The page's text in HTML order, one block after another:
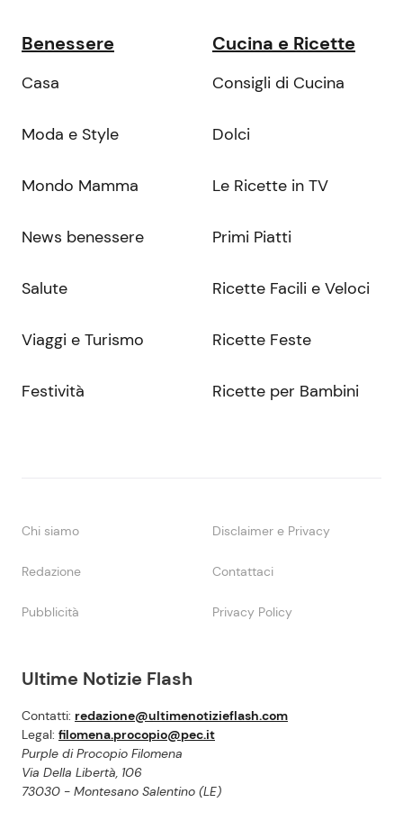
Ultime Notizie Flash
Contatti: redazione@ultimenotizieflash.com
Legal: filomena.procopio@pec.it
Purple di Procopio Filomena
Via Della Libertà, 106
73030 - Montesano Salentino (LE)
Benessere
Casa
Moda e Style
Mondo Mamma
News benessere
Salute
Viaggi e Turismo
Festività
Cucina e Ricette
Consigli di Cucina
Dolci
Le Ricette in TV
Primi Piatti
Ricette Facili e Veloci
Ricette Feste
Ricette per Bambini
Chi siamo Disclaimer e Privacy
Redazione Contattaci
Pubblicità Privacy Policy